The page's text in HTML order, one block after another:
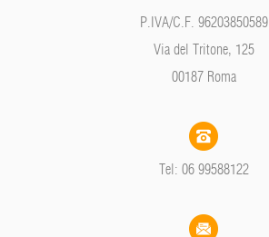
P.IVA/C.F. 96203850589
Via del Tritone, 125
00187 Roma
Tel: 06 99588122